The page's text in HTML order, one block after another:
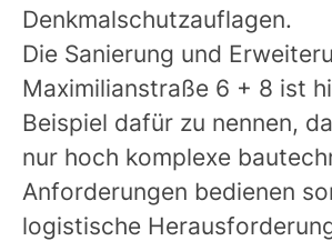
Denkmalschutzauflagen.
Die Sanierung und
Maximilianstraße 6 + 8 ist
Beispiel dafür zu nennen,
nur hoch komplexe
Anforderungen bedienen
logistische